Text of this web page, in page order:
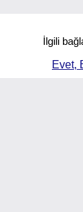
İlgili
Evet,